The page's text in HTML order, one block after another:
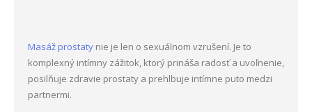
Masáž prostaty nie je len o sexuálnom vzrušení. Je to
komplexný intímny zážitok, ktorý prináša radosť a uvoľnenie,
posilňuje zdravie prostaty a prehlbuje intímne puto medzi
partnermi.